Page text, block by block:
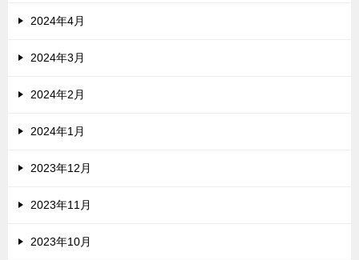
2024年4月
2024年3月
2024年2月
2024年1月
2023年12月
2023年11月
2023年10月